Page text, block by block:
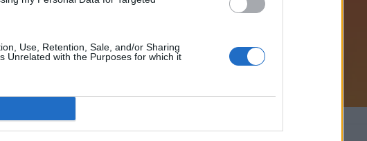
Use, Retention, Sale, and/or Sharing
Unrelated with the Purposes for which it